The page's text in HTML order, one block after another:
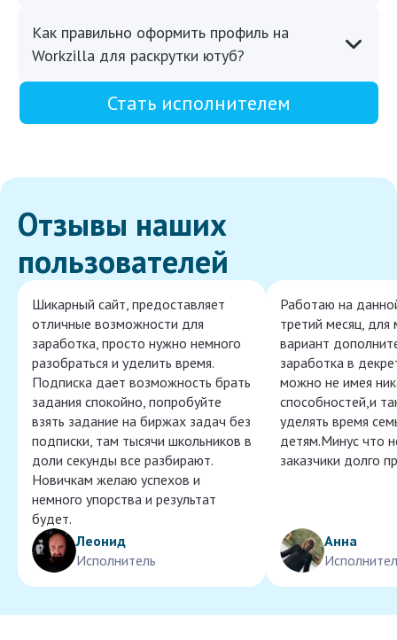
Как правильно оформить профиль на
Workzilla для раскрутки ютуб?
Стать исполнителем
Отзывы наших
пользователей
Шикарный сайт, предоставляет
отличные возможности для
заработка, просто нужно немного
разобраться и уделить время.
Подписка дает возможность брать
задания спокойно, попробуйте
взять задание на биржах задач без
подписки, там тысячи школьников в
доли секунды все разбирают.
Новичкам желаю успехов и
немного упорства и результат
будет.
Леонид
Исполнитель
Работаю на
третий месяц, для
вариант
заработка в
можно не имея
способностей,и
уделять время
детям.Минус что
заказчики долго
Анна